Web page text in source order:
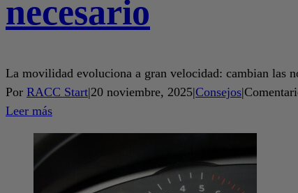
necesario
La movilidad evoluciona a gran velocidad: cambian las
Por RACC Start|20 noviembre, 2025|Consejos|
Leer más